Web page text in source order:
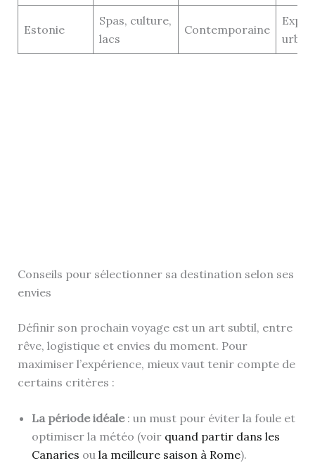
Estonie
Spas, culture,
lacs
Contemporaine
Conseils pour sélectionner sa destination selon ses
envies
Définir son prochain voyage est un art subtil, entre
rêve, logistique et envies du moment. Pour
maximiser l’expérience, mieux vaut tenir compte de
certains critères :
La période idéale: un must pour éviter la foule et
optimiser la météo (voir quand partir dans les
Canaries ou la meilleure saison à Rome).